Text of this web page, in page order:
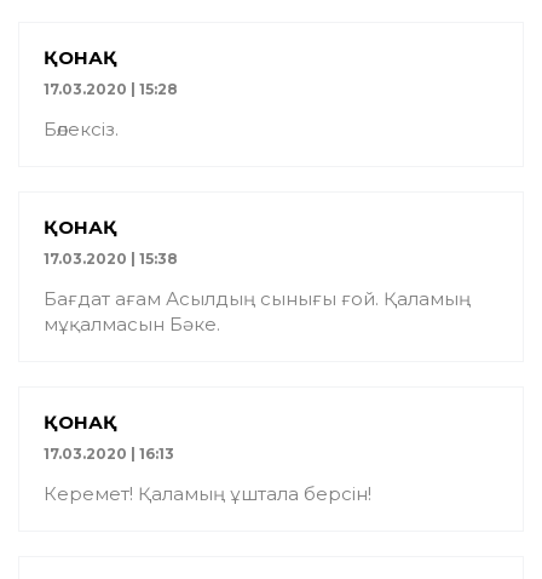
ҚОНАҚ
17.03.2020 | 15:28
Бөлексіз.
ҚОНАҚ
17.03.2020 | 15:38
Бағдат ағам Асылдың сынығы ғой. Қаламың
мұқалмасын Бәке.
ҚОНАҚ
17.03.2020 | 16:13
Керемет! Қаламың ұштала берсін!